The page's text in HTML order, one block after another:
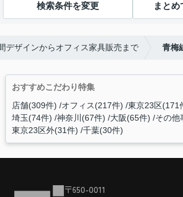
検索条件を変更 まと
デザインからオフィス家具販売まで 青梅
おすすめこだわり特集
店舗(309件) オフィス(217件) 東京23区(171
埼玉(74件) 神奈川(67件) 大阪(65件) その他
東京23区外(31件) 千葉(30件)
〒650-0011